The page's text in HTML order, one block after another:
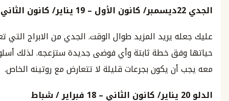
ديسمبر/كانون الأول–
19يناير/كانون الثاني
يريد المزيد طوال الوقت. الجدي من الابراج التي تعيش
خطة ثابتة وأي فوضى جديدة ستزعجه. لذلك أسلوب الغزل
يكون بجرعات قليلة لا تتعارض مع روتينه الخاص.
يناير/كانون الثاني–
18فبراير شباط